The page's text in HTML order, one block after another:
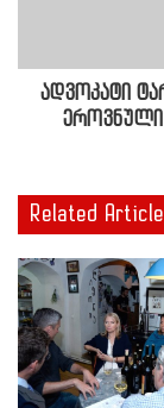
ადვოკატი
ეროვნული
Related